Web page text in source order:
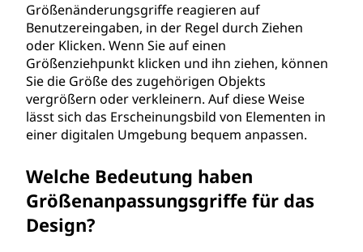
Größenänderungsgriffe reagieren auf
Benutzereingaben, in der Regel durch Ziehen
oder Klicken. Wenn Sie auf einen
Größenziehpunkt klicken und ihn ziehen, können
Sie die Größe des zugehörigen Objekts
vergrößern oder verkleinern. Auf diese Weise
lässt sich das Erscheinungsbild von Elementen in
einer digitalen Umgebung bequem anpassen.
Welche Bedeutung haben
Größenanpassungsgriffe für das
Design?